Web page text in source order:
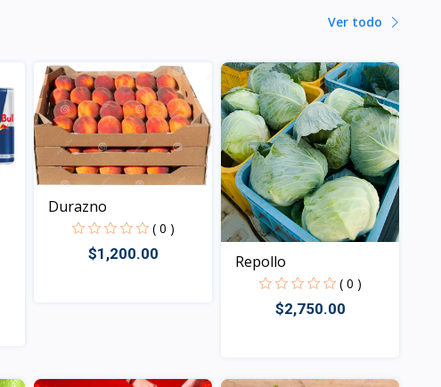
Ver todo
Durazno
( 0 )
$1,200.00 Repollo
( 0 )
$2,750.00
Vista